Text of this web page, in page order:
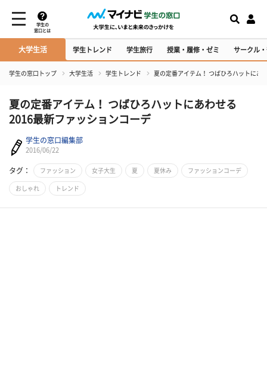
学生の
窓口とは
大学生活 学生トレンド 学生旅行 授業・履修・ゼミ サークル
学生の窓口トップ 大学生活 学生トレンド 夏の定番アイテム！ つばひろハットにあ
夏の定番アイテム！ つばひろハットにあわせる
2016最新ファッションコーデ
学生の窓口編集部
2016/06/22
タグ： ファッション 女子大生 夏 夏休み ファッションコーデ
おしゃれ トレンド